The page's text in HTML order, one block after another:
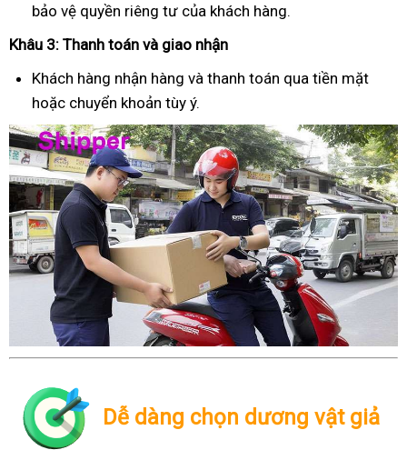
bảo vệ quyền riêng tư của khách hàng.
Khâu 3: Thanh toán và giao nhận
Khách hàng nhận hàng và thanh toán qua tiền mặt
hoặc chuyển khoản tùy ý.
Dễ dàng chọn dương vật giả